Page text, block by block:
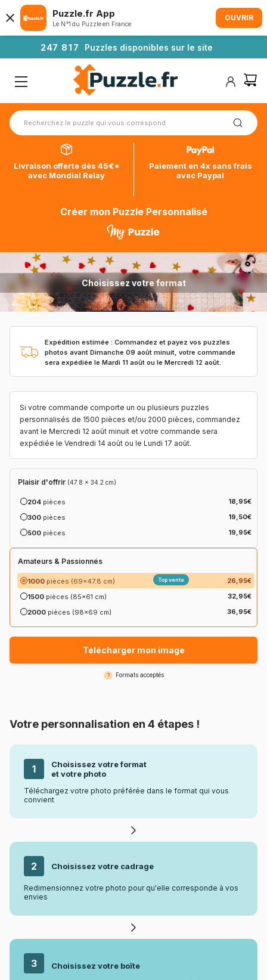
247 81 7 Puzzles disponibles sur le site
Livraison offerte dès 45€*
avec Mondial Relay
Paiement en 4x sans frais
avec Paypal
Créer mon Puzzle Personnalisé
Choisissez votre format
Expédition estimée : Commandez et payez vos puzzles
photos avant Dimanche 09 août minuit, votre commande
sera expédiée le Mardi 11 août ou le Mercredi 12 août.
Si votre commande comporte un ou plusieurs puzzles
personnalisés de 1500 pièces et/ou 2000 pièces, commandez
avant le Mercredi 12 août minuit et votre commande sera
expédiée le Vendredi 14 août ou le Lundi 17 août.
Plaisir d'offrir (47.8 x 34.2 cm)
204 pièces
18,95€
300 pièces
19,50€
500 pièces 19,95€
Amateurs & Passionnés
1000 pièces (69x47.8 cm) Top vente
26,95€
1500 pièces (85x61 cm)
32,95€
2000 pièces (98x69 cm) 36,95€
Télécharger mon image
? Formats acceptés
Votre personnalisation en 4 étapes !
1
Choisissez votre format
et votre photo
Téléchargez votre photo préférée dans le format qui vous
convient
2 Choisissez votre cadrage
Redimensionnez votre photo pour qu'elle corresponde à vos
envies
3 Choisissez votre boîte
Puzzle.fr App
Le N°1 du Puzzle en France
OUVRIR